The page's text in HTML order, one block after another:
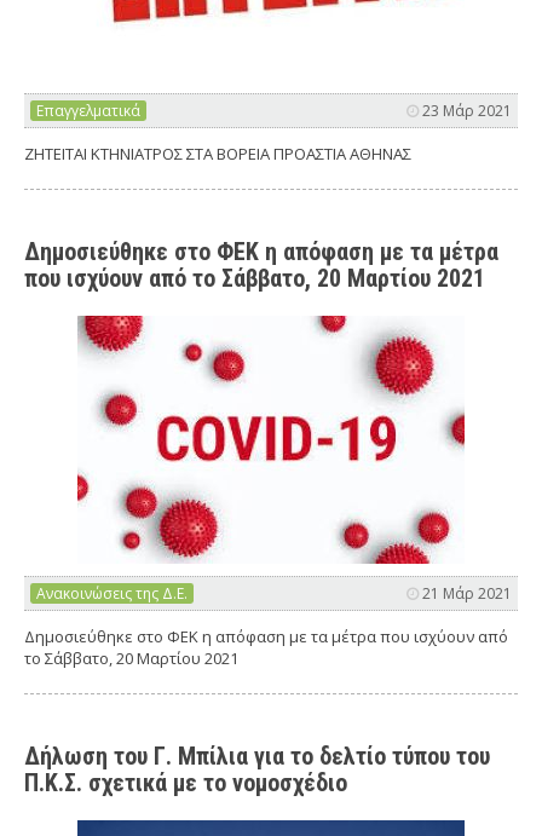
Επαγγελματικά 23 Μάρ 2021
ΖΗΤΕΙΤΑΙ ΚΤΗΝΙΑΤΡΟΣ ΣΤΑ ΒΟΡΕΙΑ ΠΡΟΑΣΤΙΑ ΑΘΗΝΑΣ
Δημοσιεύθηκε στο ΦΕΚ η απόφαση με τα μέτρα
που ισχύουν από το Σάββατο, 20 Μαρτίου 2021
Ανακοινώσεις της Δ.Ε. 21 Μάρ 2021
Δημοσιεύθηκε στο ΦΕΚ η απόφαση με τα μέτρα που ισχύουν από
το Σάββατο, 20 Μαρτίου 2021
Δήλωση του Γ. Μπίλια για το δελτίο τύπου του
Π.Κ.Σ. σχετικά με το νομοσχέδιο